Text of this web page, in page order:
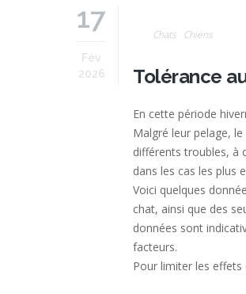
17
Fév
2026
Chats Chiens
Tolérance
En cette période
Malgré leur pelage,
différents troubles, à
dans les cas les plus
Voici quelques
chat, ainsi que des
données sont
facteurs.
Pour limiter les effets